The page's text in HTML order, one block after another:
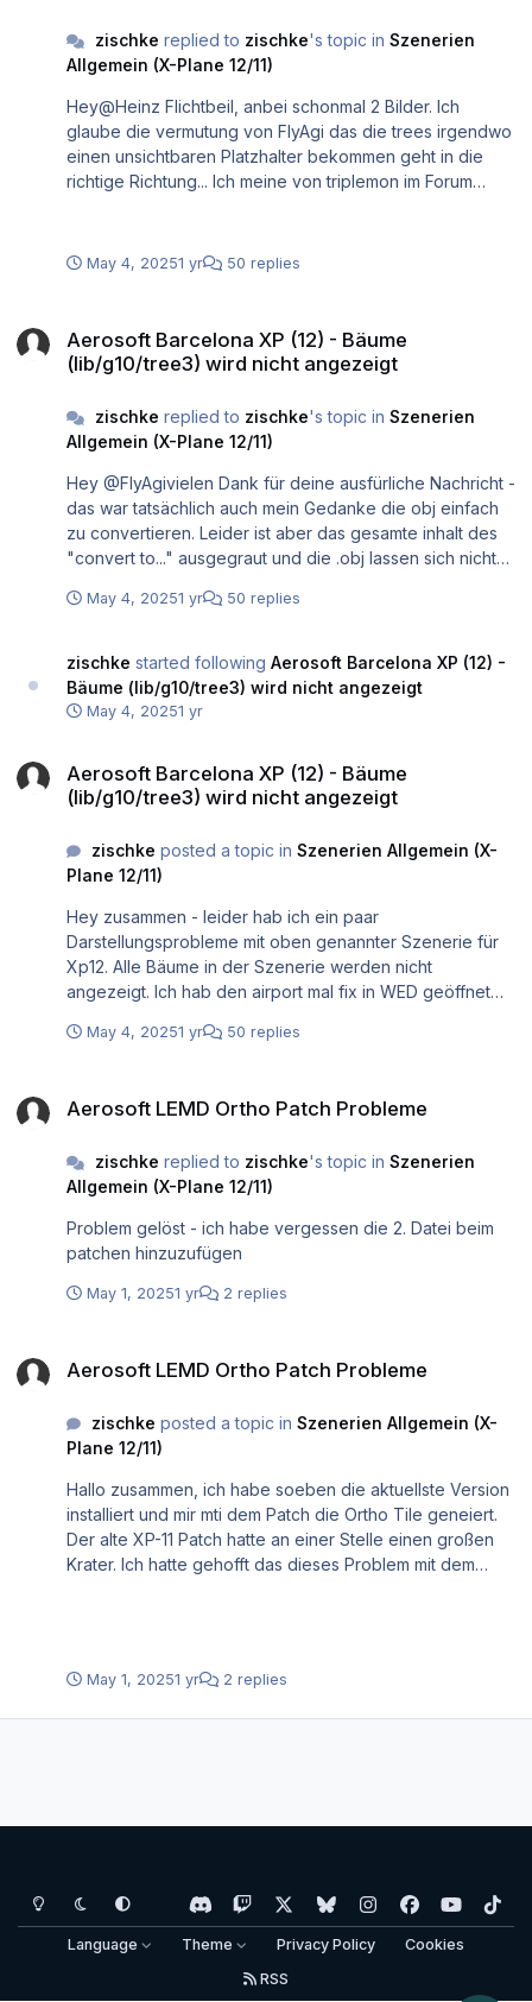
zischke replied to zischke's topic in Szenerien
Allgemein (X-Plane 12/11)
Hey@Heinz Flichtbeil, anbei schonmal 2 Bilder. Ich
glaube die vermutung von FlyAgi das die trees irgendwo
einen unsichtbaren Platzhalter bekommen geht in die
richtige Richtung... Ich meine von triplemon im Forum
zumindest schonmal soweit, das diese in wed gar nicht
xp12 - komisch das es bei dir angezeigt wird.... welche
version nutzt du? Danke schonmal.
May 4, 20251 yr 50 replies
Aerosoft Barcelona XP (12) - Bäume
(lib/g10/tree3) wird nicht angezeigt
zischke replied to zischke's topic in Szenerien
Allgemein (X-Plane 12/11)
Hey @FlyAgivielen Dank für deine ausfürliche Nachricht -
das war tatsächlich auch mein Gedanke die obj einfach
zu convertieren. Leider ist aber das gesamte inhalt des
"convert to..." ausgegraut und die .obj lassen sich nicht
das hier der Fall ist. Ich habs grad durch irgendwelche
exclusion zone im hauptairport es irgendwie verhindert
May 4, 20251 yr 50 replies
zischke started following Aerosoft Barcelona XP (12) -
Bäume (lib/g10/tree3) wird nicht angezeigt
May 4, 20251 yr
Aerosoft Barcelona XP (12) - Bäume
(lib/g10/tree3) wird nicht angezeigt
zischke posted a topic in Szenerien Allgemein (X-
Plane 12/11)
Hey zusammen - leider hab ich ein paar
Darstellungsprobleme mit oben genannter Szenerie für
Xp12. Alle Bäume in der Szenerie werden nicht
angezeigt. Ich hab den airport mal fix in WED geöffnet
kleine .obj punkte - ein sichtbares Baumobjekt in wed
lib als .obj hinterlegt angezeigt. Über die asset suche in
libraries" - dort hätte ich es als lib/g10 aber auch nicht
erwartet...). Interessanterweise wird aber auch kein
Bäume aber leider nicht mehr sichtbar. Selber fixen durch
andere 2D Bäume oder eigene .for vegetation zeichnen
kann ich hier leider auch nicht, da sowohl ein export der
kompilierten version sofort die Szenerie zerstört und
May 4, 20251 yr 50 replies
Aerosoft LEMD Ortho Patch Probleme
zischke replied to zischke's topic in Szenerien
Allgemein (X-Plane 12/11)
Problem gelöst - ich habe vergessen die 2. Datei beim
patchen hinzuzufügen
May 1, 20251 yr 2 replies
Aerosoft LEMD Ortho Patch Probleme
zischke posted a topic in Szenerien Allgemein (X-
Plane 12/11)
Hallo zusammen, ich habe soeben die aktuellste Version
installiert und mir mti dem Patch die Ortho Tile geneiert.
Der alte XP-11 Patch hatte an einer Stelle einen großen
Krater. Ich hatte gehofft das dieses Problem mit dem
hoffe hier auf Hilfe. Danke schonmal
May 1, 20251 yr 2 replies
Light ModeDark ModeSystem Preference
d
i
s
w
i
b
l
u
n
s
a
y
o
u
i
Language Theme Privacy Policy
Cookies
RSS